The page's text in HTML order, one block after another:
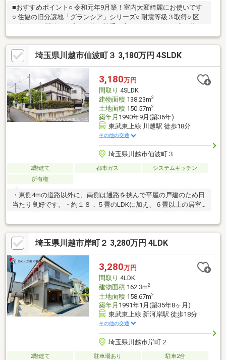
■おすすめポイント○ 令和元年9月築！室内大変綺麗にお使いです
○ 住協の旧分譲地「グランシア」シリーズ○ 耐震等級３取得○ 区画
帖 ○ 広々対面式オープン型カウンターキッチン○ 食器洗浄乾燥
機付き○ 全居室収納あり○ 洗面室に便利なリネン庫あり○ トイレ2
か所○ 1.25坪タイプの広々ユニットバス○ 全室アルミ樹脂複合＋
Low-E複層ガラス採用○ 防犯性の高い電動スリットシャッター採
用○ 自転車も収納可能な玄関土間○ 不在時にも便利な宅配ボック
ス○ 駐車2台可能（車種によります）
埼玉県川越市仙波町３ 3,180万円 4SLDK
3,180万円
間取り 4SLDK
建物面積138.23m2
土地面積150.57m2
築年月 1990年9月(築36年)
東武東上線 川越駅 徒歩18分
その他の交通
埼玉県川越市仙波町３
2階建て 都市ガス
システムキッチン
所有権
・東側4mの道路以外に、南側は通路を挟んで平屋の戸建のため日
当たり良好です。・約１８．５畳のLDKに加え、６畳以上の居室
けられているためどのお部屋も日当たり良好・システムキッチン
は、リビングを見渡せるカウンター式。ご家族との会話を楽しみ
ながら、お料理をすることができます。・リビングダイニングに
はガス式の床暖房あり・１階の和室は８畳に加え、板の間、床の
間があります。・２階のバルコニーは居室以外にホールからの出
入りも可能です。・１階と２階にトイレあり。
埼玉県川越市岸町２ 3,280万円 4LDK
3,280万円
間取り 4LDK
建物面積162.3m2
土地面積158.67m2
築年月 1991年1月(築35年8ヶ月)
東武東上線 新河岸駅 徒歩18分
その他の交通
埼玉県川越市岸町２
2階建て 駐車場あり
駐車2台